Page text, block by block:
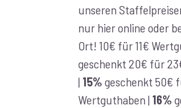
unseren
nur hier online oder
Ort! 10€ für 11€
geschenkt 20€ für
| 15% geschenkt 50€
Wertguthaben | 16%